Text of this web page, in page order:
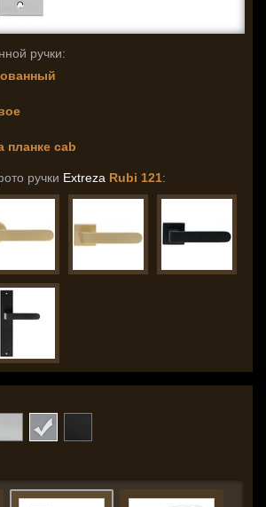
ручки:
планке cab
ручки Extreza Rubi 121: